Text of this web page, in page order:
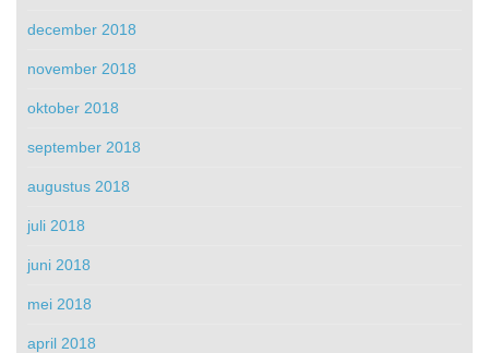
december 2018
november 2018
oktober 2018
september 2018
augustus 2018
juli 2018
juni 2018
mei 2018
april 2018